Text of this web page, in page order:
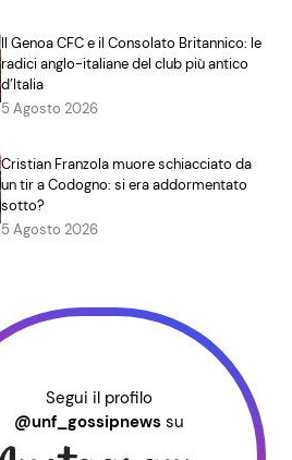
Il Genoa CFC e il Consolato Britannico: le
radici anglo-italiane del club più antico
d’Italia
5 Agosto 2026
Cristian Franzola muore schiacciato da
un tir a Codogno: si era addormentato
sotto?
5 Agosto 2026
Segui il profilo
@unf_gossipnews su